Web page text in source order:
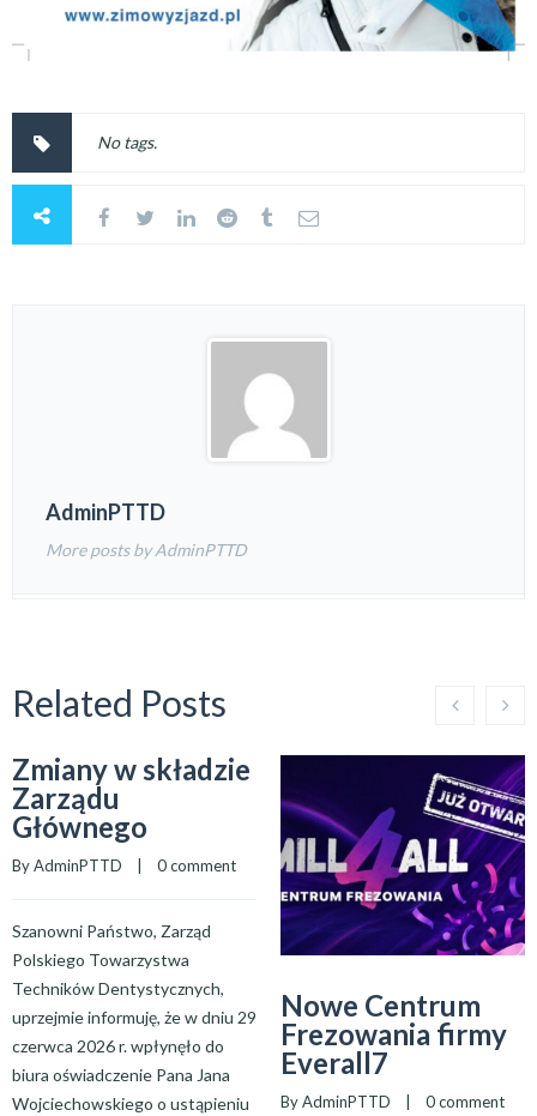
No tags.
AdminPTTD
More posts by AdminPTTD
Related Posts
Zmiany w składzie
Zarządu
Głównego
By AdminPTTD 0 comment
Szanowni Państwo, Zarząd
Polskiego Towarzystwa
Techników Dentystycznych,
uprzejmie informuję, że w dniu 29
czerwca 2026 r. wpłynęło do
biura oświadczenie Pana Jana
Wojciechowskiego o ustąpieniu
Nowe Centrum
Frezowania firmy
Everall7
By AdminPTTD 0 comment